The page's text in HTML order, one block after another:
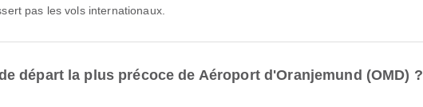
pas les vols internationaux.
départ la plus précoce de Aéroport d'Oranjemund (OMD) ?